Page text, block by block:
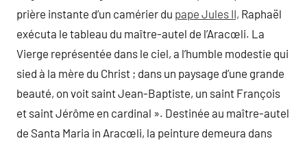
prière instante d’un camérier du pape Jules II, Raphaël
exécuta le tableau du maître-autel de l’Aracœli. La
Vierge représentée dans le ciel, a l’humble modestie qui
sied à la mère du Christ ; dans un paysage d’une grande
beauté, on voit saint Jean-Baptiste, un saint François
et saint Jérôme en cardinal ». Destinée au maître-autel
de Santa Maria in Aracœli, la peinture demeura dans